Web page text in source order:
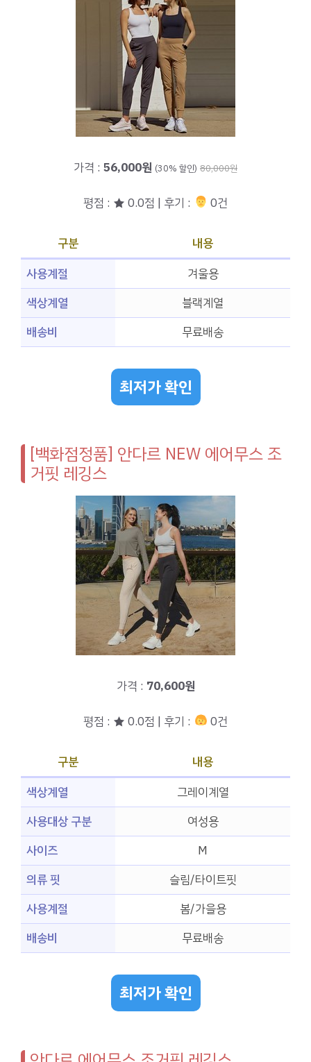
가격 : 56,000원 (30% 할인) 80,000원
평점 : ★ 0.0점 | 후기 : ‍‍ 0건
구분
내용
사용계절
겨울용
색상계열
블랙계열
배송비
무료배송
최저가 확인
[백화점정품] 안다르 NEW 에어무스 조
거핏 레깅스
가격 : 70,600원
평점 : ★ 0.0점 | 후기 : 0건
구분
내용
색상계열
그레이계열
사용대상 구분
여성용
사이즈
M
의류 핏
슬림/타이트핏
사용계절
봄/가을용
배송비
무료배송
최저가 확인